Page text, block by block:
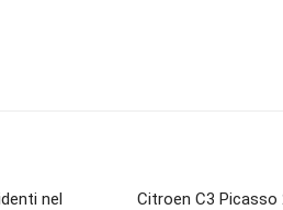
nel
Citroen C3 Picasso